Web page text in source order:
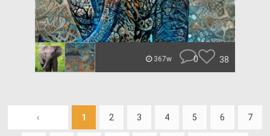
367w 0 38
‹ 1 2 3 4 5 6 7